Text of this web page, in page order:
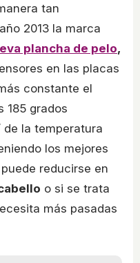
tan
2013 la marca
plancha de pelo,
en las placas
constante el
185 grados
la temperatura
los mejores
reducirse en
o si se trata
más pasadas